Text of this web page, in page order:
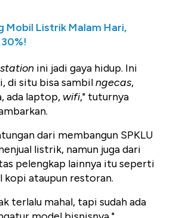
Mobil Listrik Malam Hari,
ini jadi gaya hidup. Ini
di situ bisa sambilngecas,
ada laptop, wifi," tuturnya
dari membangun SPKLU
listrik, namun juga dari
pelengkap lainnya itu seperti
kopi ataupun restoran.
terlalu mahal, tapi sudah ada